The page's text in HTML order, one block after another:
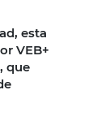
esta
VEB+
que